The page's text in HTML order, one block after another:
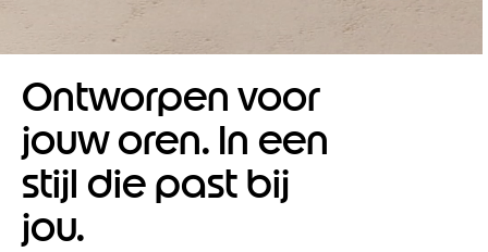
Ontworpen voor
jouw oren. In een
stijl die past bij
jou.